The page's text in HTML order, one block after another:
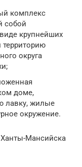
комплекс
собой
крупнейших
округа
доме,
лавку, жилые
окружение.
Мансийска